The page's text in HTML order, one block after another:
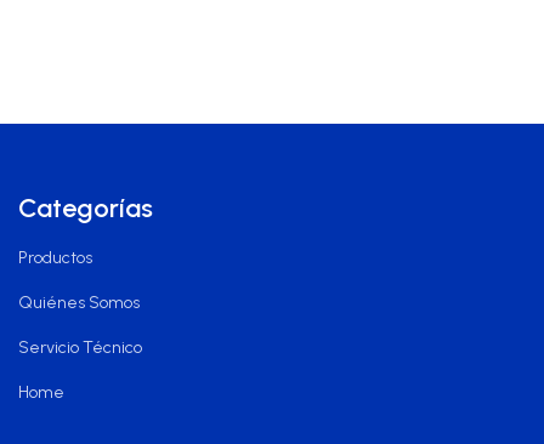
Categorías
Productos
Quiénes Somos
Servicio Técnico
Home